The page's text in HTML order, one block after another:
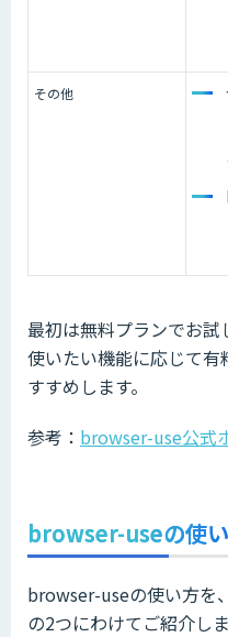
その他
最初は無料プランでお試
使いたい機能に応じて
すすめします。
参考： browser-use公式
browser-useの使
browser-useの使い方を
の2つにわけてご紹介しま